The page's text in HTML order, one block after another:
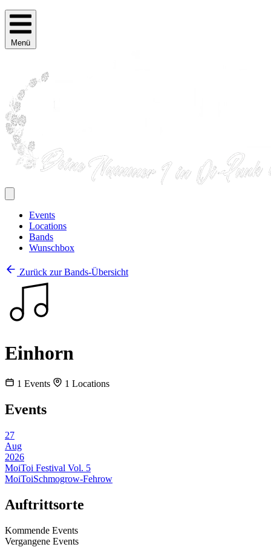
Menü
Events
Locations
Bands
Wunschbox
Zurück zur Bands-Übersicht
Einhorn
1 Events 1 Locations
Events
27
Aug
2026
MoiToi Festival Vol. 5
MoiToiSchmogrow-Fehrow
Auftrittsorte
Kommende Events
Vergangene Events